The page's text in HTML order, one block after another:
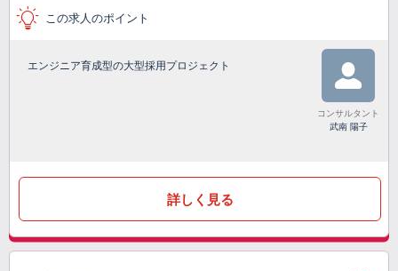
この求人のポイント
エンジニア育成型の大型採用プロジェクト
コンサルタント
武南 陽子
詳しく見る